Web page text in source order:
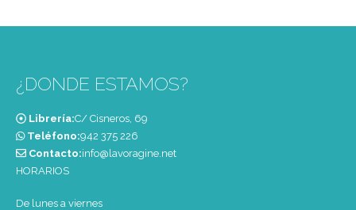
¿DONDE ESTAMOS?
Librería:C/ Cisneros, 69
Teléfono:‭942 375 226‬
Contacto:info@lavoragine.net
HORARIOS
De lunes a viernes